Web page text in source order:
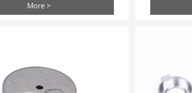
More >